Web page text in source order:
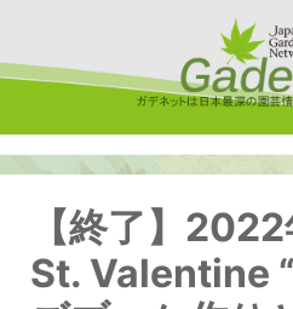
【終了】
St. Valentine